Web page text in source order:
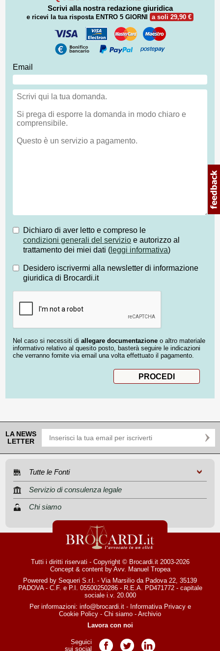
Scrivi alla nostra redazione giuridica
e ricevi la tua risposta ENTRO 5 GIORNI a soli 29,90 €
Email
Dichiaro di aver letto e compreso le
condizioni generali del servizio e autorizzo al
trattamento dei miei dati ( leggi informativa)
Desidero iscrivermi alla newsletter di informazione
giuridica di Brocardi.it
Nel caso si necessiti di allegare documentazione o altro materiale
informativo relativo al quesito posto, basterà seguire le indicazioni
che verranno fornite via email una volta effettuato il pagamento.
LA NEWS
LETTER
Tutte le Fonti
Servizio di consulenza legale
Chi siamo
Tutti i diritti riservati - Copyright © Brocardi.it 2003-2026
Concept & content by Avv. Manuel Tropea
Powered by Sequeri S.r.l. - Via Marsilio da Padova 22, 35139
PADOVA - C.F. e P.I. 05500250286 - R.E.A. PD471772 - capitale
sociale i.v. 20.000
Per informazioni: info@brocardi.it- Informativa Privacye
Cookie Policy - Chi siamo - Archivio
Lavora con noi
Seguici
sui social
Pagina Facebook
Pagina TwitterPagina LinkedIn